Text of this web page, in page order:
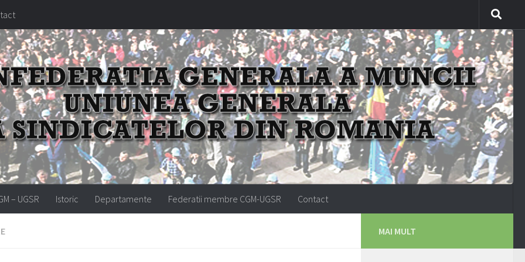
– UGSR Istoric Departamente Federatii membre CGM-UGSR Contact
MAI MULT